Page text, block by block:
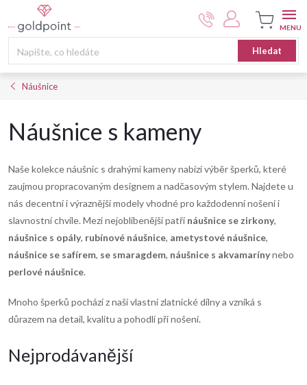
na
Hledat
Nákupní
košík
Náušnice
Náušnice s kameny
Naše kolekce náušnic s drahými kameny nabízí výběr šperků, které
zaujmou propracovaným designem a nadčasovým stylem. Najdete u
nás decentní i výraznější modely vhodné pro každodenní nošení i
slavnostní chvíle. Mezi nejoblíbenější patří náušnice se zirkony,
náušnice s opály, rubínové náušnice, ametystové náušnice,
náušnice se safírem, se smaragdem, náušnice s akvamarínynebo
perlové náušnice.
Mnoho šperků pochází z naší vlastní zlatnické dílny a vzniká s
důrazem na detail, kvalitu a pohodlí při nošení.
Nejprodávanější